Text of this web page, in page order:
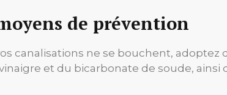
de prévention
canalisations ne se bouchent,
et du bicarbonate de soude,